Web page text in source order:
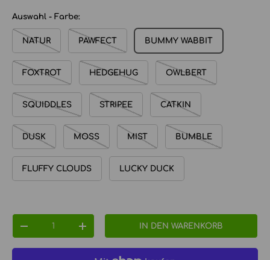
Auswahl - Farbe:
NATUR PAWFECT BUMMY WABBIT
FOXTROT HEDGEHUG OWLBERT
SQUIDDLES STRIPEE CATKIN
DUSK MOSS MIST BUMBLE
FLUFFY CLOUDS LUCKY DUCK
MENGE VERRINGERNMENGE ERHÖHENIN DEN WARENKORB